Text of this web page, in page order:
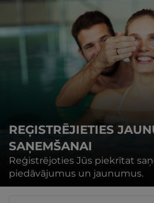
REĢISTRĒJIETIES
SAŅEMŠANAI
Reģistrējoties Jūs piekrītat
piedāvājumus un jaunumus.